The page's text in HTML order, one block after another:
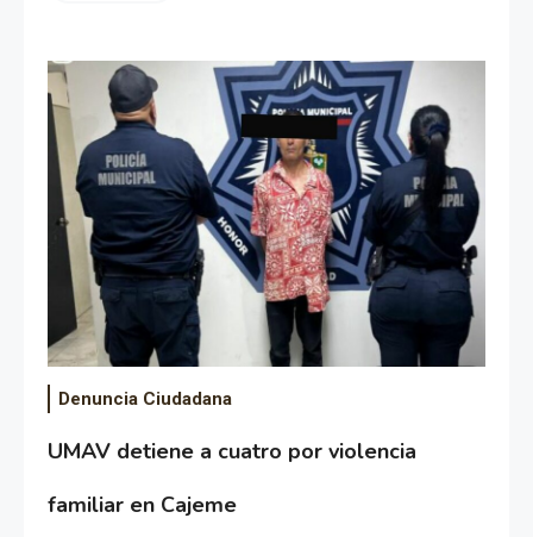
Denuncia Ciudadana
UMAV detiene a cuatro por violencia
familiar en Cajeme